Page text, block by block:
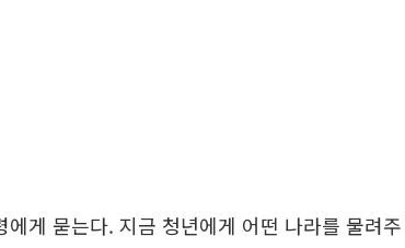
게 묻는다. 지금 청년에게 어떤 나라를 물려주